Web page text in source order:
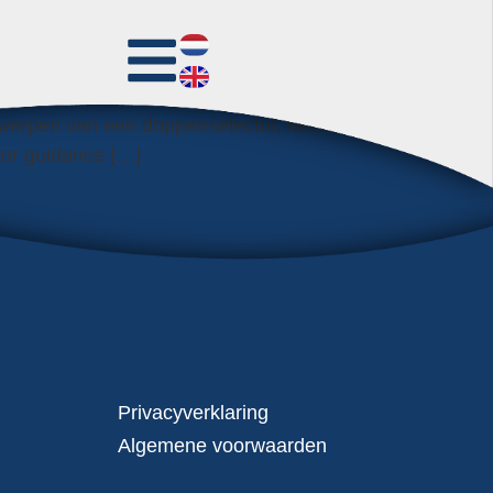
heeft samen met Tribus een
van een doppenselector, heeft
guidance […]
onder andere met lasrobots,
alle stappen in het […]
Privacyverklaring
Algemene voorwaarden